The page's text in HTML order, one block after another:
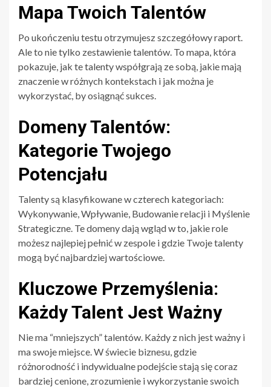
Mapa Twoich Talentów
Po ukończeniu testu otrzymujesz szczegółowy raport.
Ale to nie tylko zestawienie talentów. To mapa, która
pokazuje, jak te talenty współgrają ze sobą, jakie mają
znaczenie w różnych kontekstach i jak można je
wykorzystać, by osiągnąć sukces.
Domeny Talentów:
Kategorie Twojego
Potencjału
Talenty są klasyfikowane w czterech kategoriach:
Wykonywanie, Wpływanie, Budowanie relacji i Myślenie
Strategiczne. Te domeny dają wgląd w to, jakie role
możesz najlepiej pełnić w zespole i gdzie Twoje talenty
mogą być najbardziej wartościowe.
Kluczowe Przemyślenia:
Każdy Talent Jest Ważny
Nie ma “mniejszych” talentów. Każdy z nich jest ważny i
ma swoje miejsce. W świecie biznesu, gdzie
różnorodność i indywidualne podejście stają się coraz
bardziej cenione, zrozumienie i wykorzystanie swoich